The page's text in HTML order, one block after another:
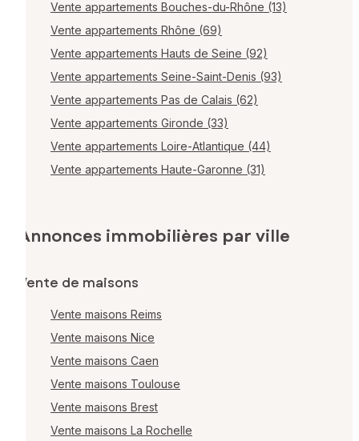
Vente appartements Bouches-du-Rhône (13)
Vente appartements Rhône (69)
Vente appartements Hauts de Seine (92)
Vente appartements Seine-Saint-Denis (93)
Vente appartements Pas de Calais (62)
Vente appartements Gironde (33)
Vente appartements Loire-Atlantique (44)
Vente appartements Haute-Garonne (31)
Annonces immobilières par ville
Vente de maisons
Vente maisons Reims
Vente maisons Nice
Vente maisons Caen
Vente maisons Toulouse
Vente maisons Brest
Vente maisons La Rochelle